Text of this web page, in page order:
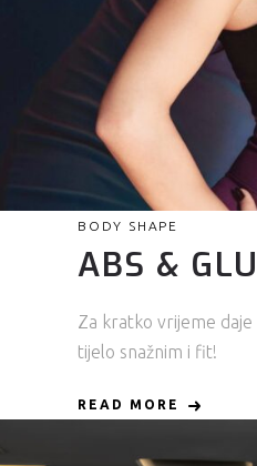
BODY SHAPE
ABS &
Za kratko vrijeme
tijelo snažnim i fit!
READ MORE